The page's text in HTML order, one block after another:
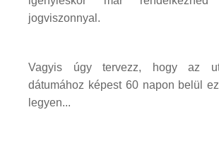
jogviszonnyal.
Vagyis úgy tervezz, hogy az
dátumához képest 60 napon belül
legyen...